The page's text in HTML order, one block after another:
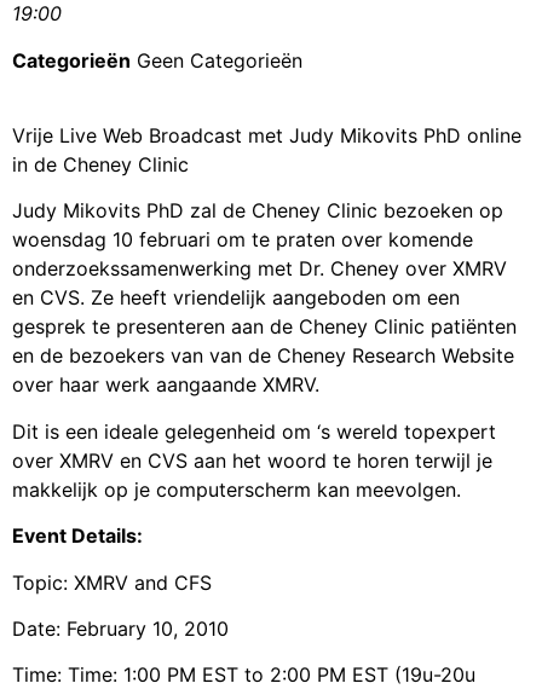
19:00
Categorieën Geen Categorieën
Vrije Live Web Broadcast met Judy Mikovits PhD online
in de Cheney Clinic
Judy Mikovits PhD zal de Cheney Clinic bezoeken op
woensdag 10 februari om te praten over komende
onderzoekssamenwerking met Dr. Cheney over XMRV
en CVS. Ze heeft vriendelijk aangeboden om een
gesprek te presenteren aan de Cheney Clinic patiënten
en de bezoekers van van de Cheney Research Website
over haar werk aangaande XMRV.
Dit is een ideale gelegenheid om ‘s wereld topexpert
over XMRV en CVS aan het woord te horen terwijl je
makkelijk op je computerscherm kan meevolgen.
Event Details:
Topic: XMRV and CFS
Date: February 10, 2010
Time: Time: 1:00 PM EST to 2:00 PM EST (19u-20u